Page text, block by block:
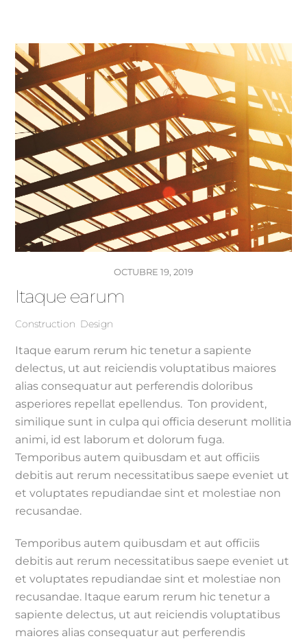
OCTUBRE 19, 2019
Itaque earum
Construction Design
Itaque earum rerum hic tenetur a sapiente
delectus, ut aut reiciendis voluptatibus maiores
alias consequatur aut perferendis doloribus
asperiores repellat epellendus. Ton provident,
similique sunt in culpa qui officia deserunt mollitia
animi, id est laborum et dolorum fuga.
Temporibus autem quibusdam et aut officiis
debitis aut rerum necessitatibus saepe eveniet ut
et voluptates repudiandae sint et molestiae non
recusandae.
Temporibus autem quibusdam et aut officiis
debitis aut rerum necessitatibus saepe eveniet ut
et voluptates repudiandae sint et molestiae non
recusandae. Itaque earum rerum hic tenetur a
sapiente delectus, ut aut reiciendis voluptatibus
maiores alias consequatur aut perferendis